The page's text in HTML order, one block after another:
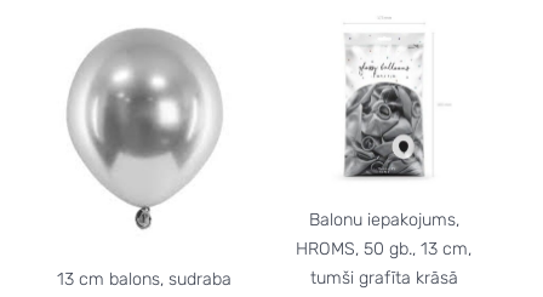
13 cm balons, sudraba
Balonu iepakojums,
HROMS, 50 gb., 13 cm,
tumši grafīta krāsā